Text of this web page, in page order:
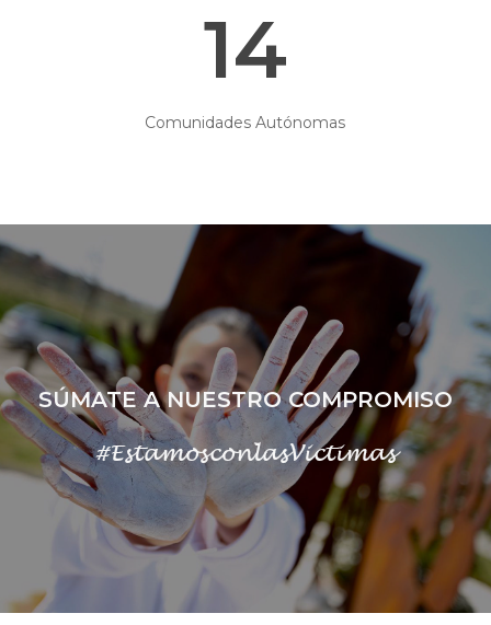
14
Comunidades Autónomas
SÚMATE A NUESTRO COMPROMISO
#EstamosconlasVictimas